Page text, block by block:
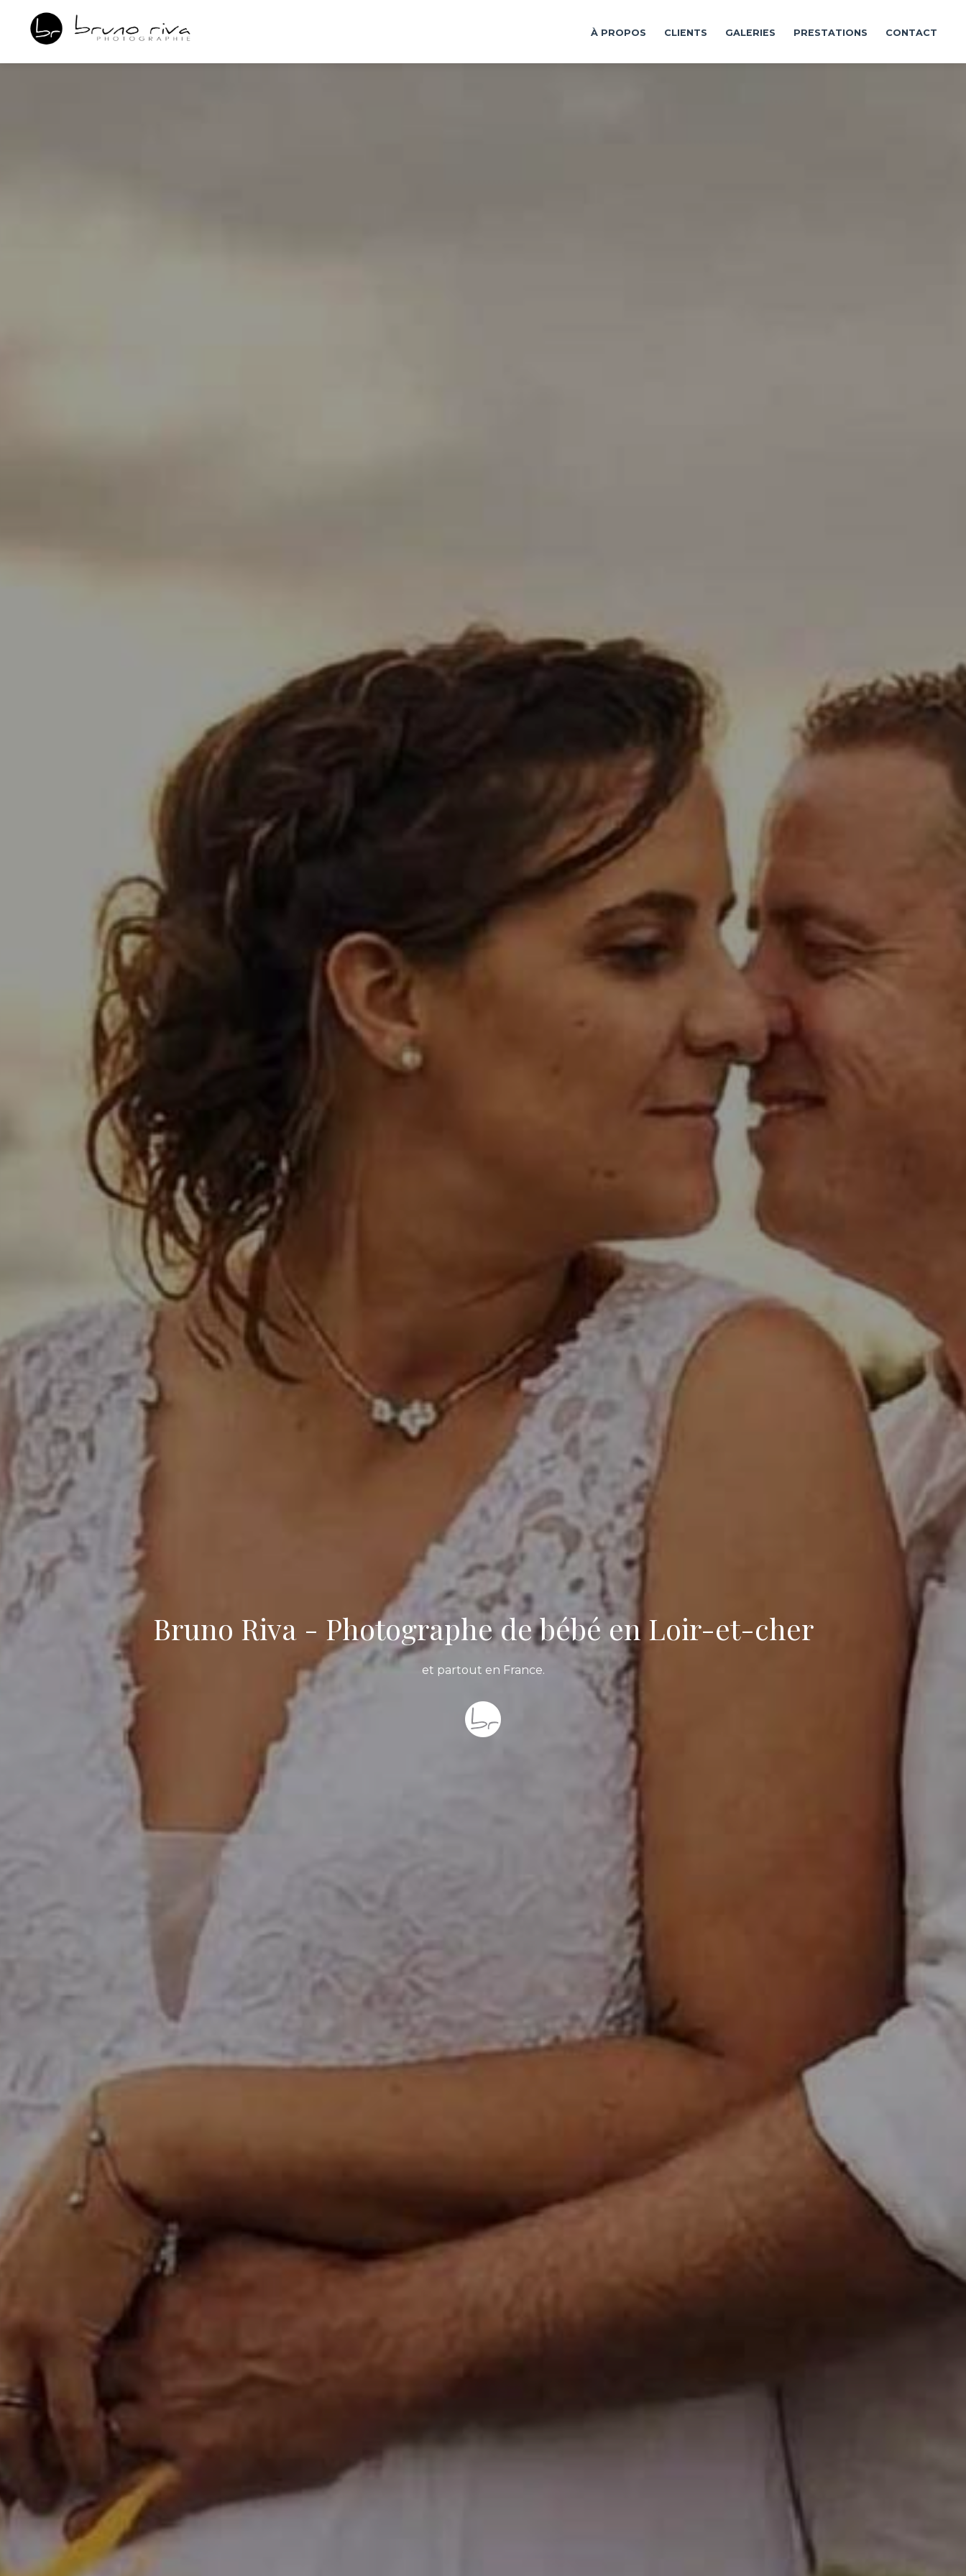
À PROPOS CLIENTS GALERIES PRESTATIONS CONTACT
Bruno Riva - Photographe de bébé en Loir-et-cher
et partout en France.